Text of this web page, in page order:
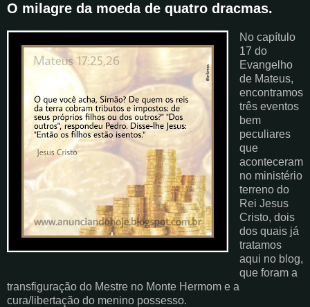
O milagre da moeda de quatro dracmas.
No capítulo
17 do
Evangelho
de Mateus,
encontramos
três eventos
bem
peculiares
que
aconteceram
no ministério
terreno do
Rei Jesus
Cristo, dois
dos quais já
tratamos
aqui no blog,
que foram a
transfiguração do Mestre no Monte Hermom e a
cura/libertação do menino possesso.